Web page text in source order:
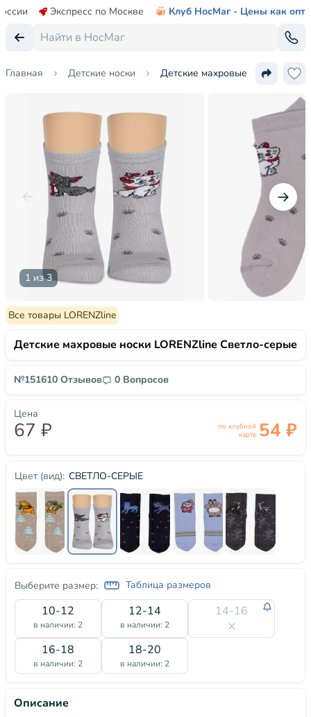
Экспресс по Москве Клуб НосМаг - Цены как опт
Главная Детские носки Детские махровые носки
1 из 3
Все товары LORENZline
Детские махровые носки LORENZline Светло-серые
№151610 Отзывов 0 Вопросов
Цвет (вид): СВЕТЛО-СЕРЫЕ
Выберите размер: Таблица размеров
10-12
в наличии: 2
12-14
в наличии: 2
14-16
16-18
в наличии: 2
18-20
в наличии: 2
Цена
67 ₽
по клубной
карте 54 ₽
Описание